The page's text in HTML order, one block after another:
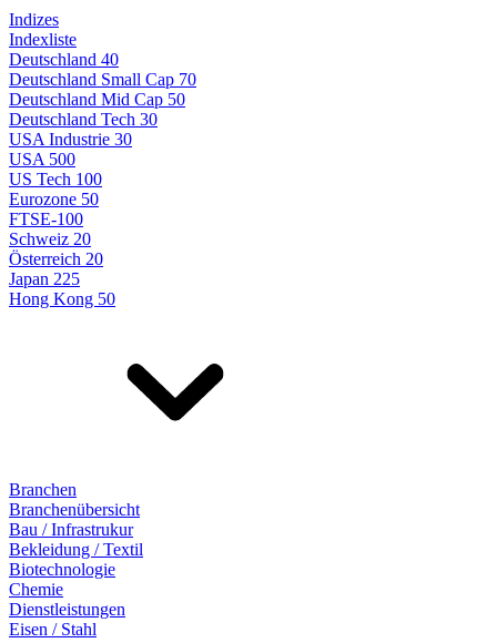
Indizes
Indexliste
Deutschland 40
Deutschland Small Cap 70
Deutschland Mid Cap 50
Deutschland Tech 30
USA Industrie 30
USA 500
US Tech 100
Eurozone 50
FTSE-100
Schweiz 20
Österreich 20
Japan 225
Hong Kong 50
Branchen
Branchenübersicht
Bau / Infrastrukur
Bekleidung / Textil
Biotechnologie
Chemie
Dienstleistungen
Eisen / Stahl